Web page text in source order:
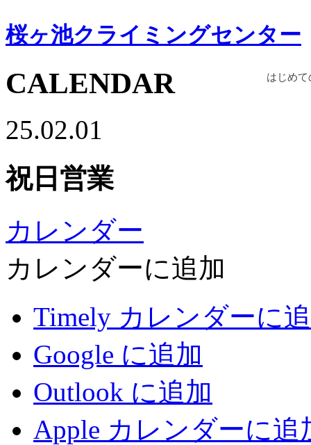
桜ヶ池クライミングセンター
はじめて
CALENDAR
25.02.01
祝日営業
カレンダー
カレンダーに追加
Timely カレンダーに
Google に追加
Outlook に追加
Apple カレンダーに追